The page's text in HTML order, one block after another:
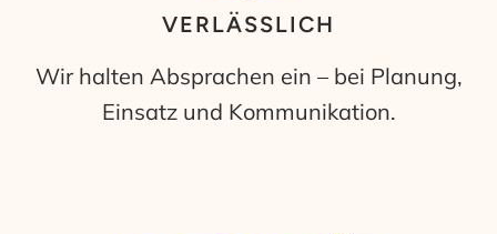
VERLÄSSLICH
Wir halten Absprachen ein – bei Planung,
Einsatz und Kommunikation.